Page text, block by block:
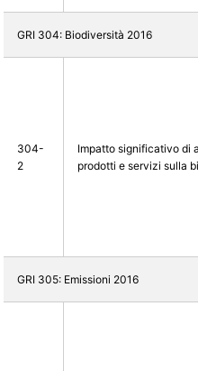
GRI 304: Biodiversità 2016
304-
2
Impatto significativo di
prodotti e servizi sulla
GRI 305: Emissioni 2016